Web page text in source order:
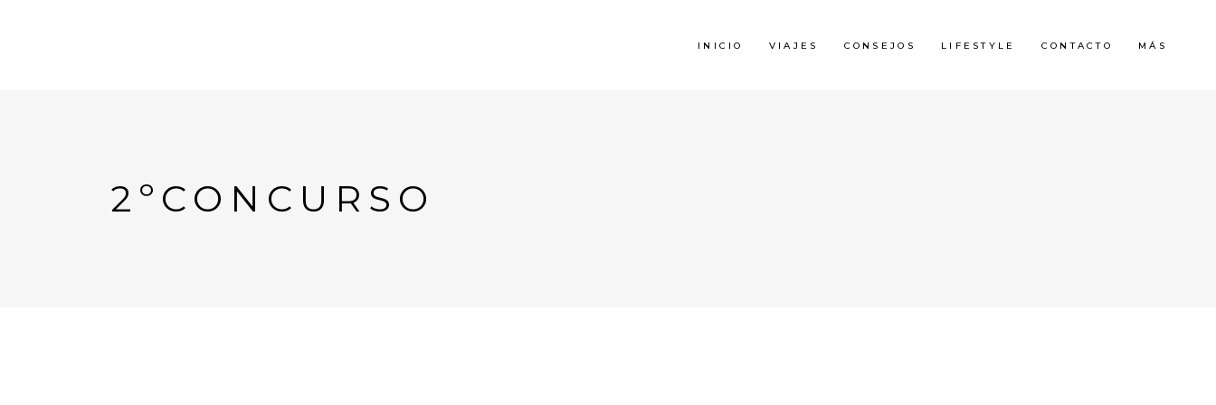
INICIO VIAJES CONSEJOS LIFESTYLE CONTACTO MÁS
2ºCONCURSO